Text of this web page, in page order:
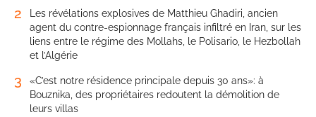
2
Les révélations explosives de Matthieu Ghadiri, ancien
agent du contre-espionnage français infiltré en Iran, sur les
liens entre le régime des Mollahs, le Polisario, le Hezbollah
et l’Algérie
3
«C’est notre résidence principale depuis 30 ans»: à
Bouznika, des propriétaires redoutent la démolition de
leurs villas